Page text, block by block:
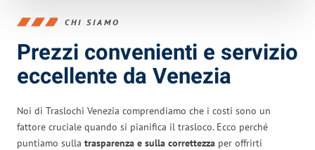
CHI SIAMO
Prezzi convenienti e servizio
eccellente da Venezia
Noi di Traslochi Venezia comprendiamo che i costi sono un
fattore cruciale quando si pianifica il trasloco. Ecco perché
puntiamo sulla trasparenza e sulla correttezza per offrirti